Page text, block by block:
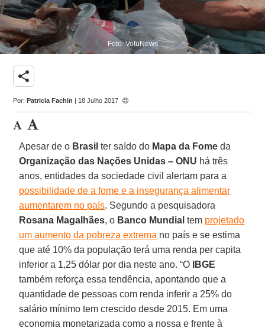
Foto: VotuNews
share
Por:Patricia Fachin | 18 Julho 2017
Apesar de o Brasil ter saído do Mapa da Fome da
Organização das Nações Unidas – ONU há três
anos, entidades da sociedade civil alertam para a
possibilidade de a fome e a insegurança alimentar
aumentarem no país. Segundo a pesquisadora
Rosana Magalhães, o Banco Mundial tem projetado
um aumento da pobreza extrema no país e se estima
que até 10% da população terá uma renda per capita
inferior a 1,25 dólar por dia neste ano. “O
IBGE
também reforça essa tendência, apontando que a
quantidade de pessoas com renda inferir a 25% do
salário mínimo tem crescido desde 2015. Em uma
economia monetarizada como a nossa e frente à